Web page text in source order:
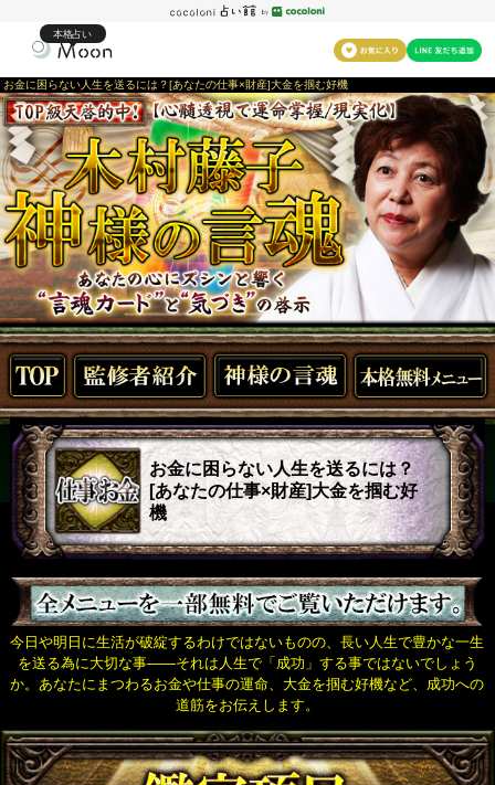
本格占い
お金に困らない人生を送るには？[あなたの仕事×財産]大金を掴む好機
お金に困らない人生を送るには？
[あなたの仕事×財産]大金を掴む好
機
今日や明日に生活が破綻するわけではないものの、長い人生で豊かな一生
を送る為に大切な事――それは人生で「成功」する事ではないでしょう
か。あなたにまつわるお金や仕事の運命、大金を掴む好機など、成功への
道筋をお伝えします。